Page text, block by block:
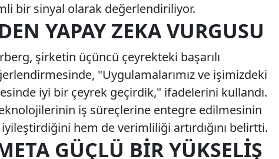
bir sinyal olarak değerlendiriliyor.
YAPAY ZEKA VURGUSU
şirketin üçüncü çeyrekteki başarılı
"Uygulamalarımız ve işimizdeki
iyi bir çeyrek geçirdik," ifadelerini kullandı.
iş süreçlerine entegre edilmesinin
hem de verimliliği artırdığını belirtti.
GÜÇLÜ BIR YÜKSELIŞ